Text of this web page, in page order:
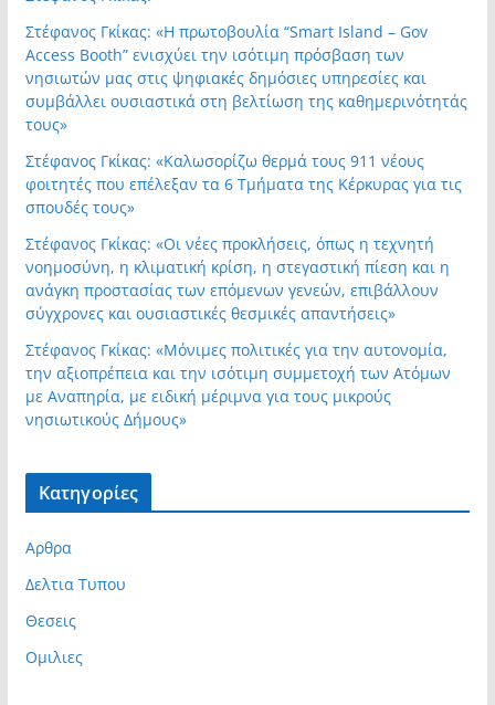
Στέφανος Γκίκας: «Η πρωτοβουλία “Smart Island – Gov
Access Booth” ενισχύει την ισότιμη πρόσβαση των
νησιωτών μας στις ψηφιακές δημόσιες υπηρεσίες και
συμβάλλει ουσιαστικά στη βελτίωση της καθημερινότητάς
τους»
Στέφανος Γκίκας: «Καλωσορίζω θερμά τους 911 νέους
φοιτητές που επέλεξαν τα 6 Τμήματα της Κέρκυρας για τις
σπουδές τους»
Στέφανος Γκίκας: «Οι νέες προκλήσεις, όπως η τεχνητή
νοημοσύνη, η κλιματική κρίση, η στεγαστική πίεση και η
ανάγκη προστασίας των επόμενων γενεών, επιβάλλουν
σύγχρονες και ουσιαστικές θεσμικές απαντήσεις»
Στέφανος Γκίκας: «Μόνιμες πολιτικές για την αυτονομία,
την αξιοπρέπεια και την ισότιμη συμμετοχή των Ατόμων
με Αναπηρία, με ειδική μέριμνα για τους μικρούς
νησιωτικούς Δήμους»
Kατηγορίες
Αρθρα
Δελτια Τυπου
Θεσεις
Ομιλιες